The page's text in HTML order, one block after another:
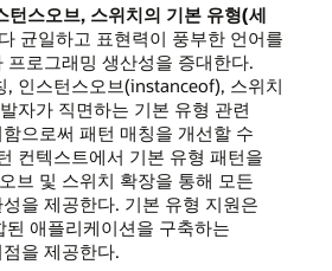
턴스오브, 스위치의 기본 유형(세
균일하고 표현력이 풍부한 언어를
프로그래밍 생산성을 증대한다.
, 인스턴스오브(instanceof), 스위치
자가 직면하는 기본 유형 관련
으로써 패턴 매칭을 개선할 수
컨텍스트에서 기본 유형 패턴을
브 및 스위치 확장을 통해 모든
을 제공한다. 기본 유형 지원은
된 애플리케이션을 구축하는
을 제공한다.